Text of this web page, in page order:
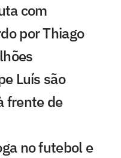
com
por Thiago
Luís são
frente de
no futebol e